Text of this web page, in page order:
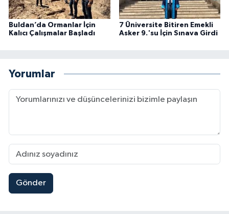
Buldan’da Ormanlar İçin
Kalıcı Çalışmalar Başladı
7 Üniversite Bitiren Emekli
Asker 9.'su İçin Sınava Girdi
Yorumlar
Gönder